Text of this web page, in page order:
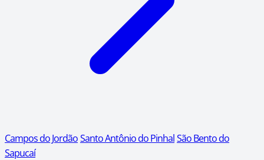
Campos do JordãoSanto Antônio do PinhalSão Bento do
Sapucaí